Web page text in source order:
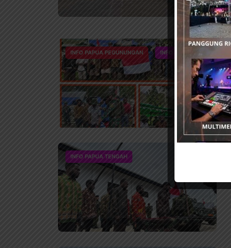
INFO PAPUA PEGUNUNGAN INFO PAPUA TENGAH
INFO PAPUA TENGAH